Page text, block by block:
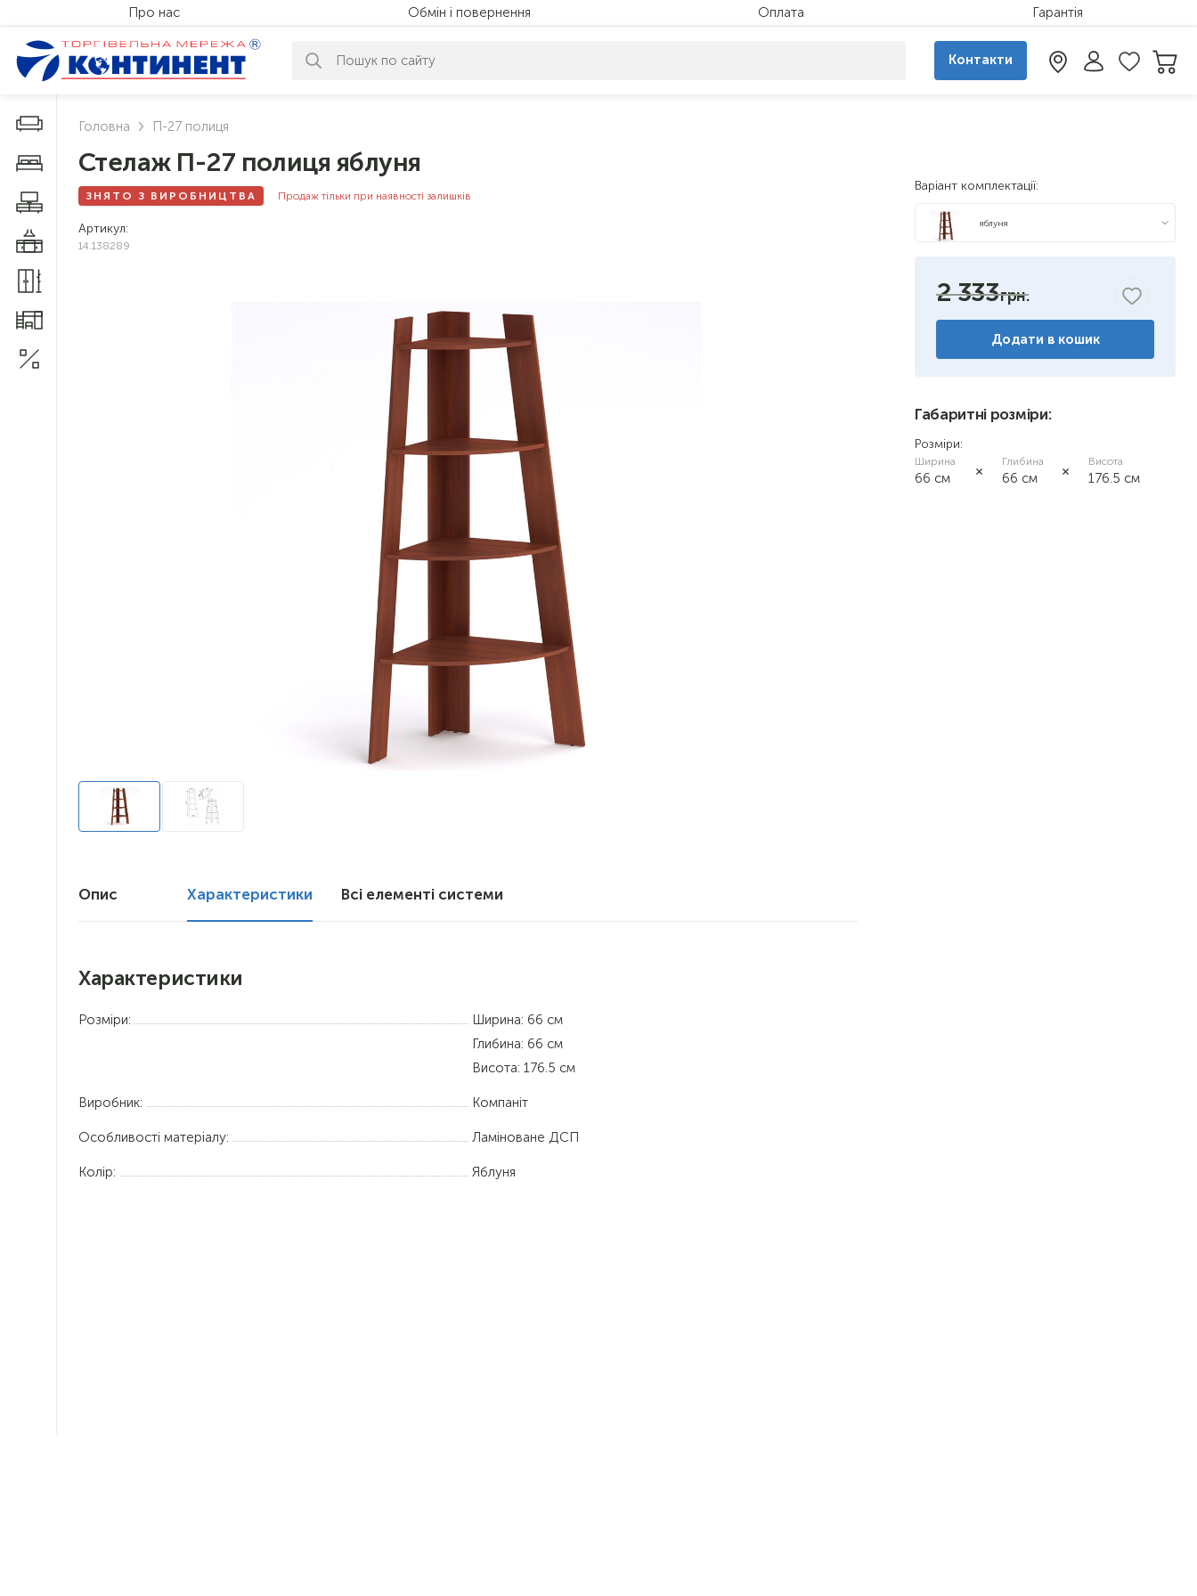
Про нас Обмін і повернення Оплата Гарантія
Контакти
Дивани і крісла
Меблі у спальню
Меблі у вітальню
Меблі у кухню
Головна П-27 полиця
Стелаж П-27 полиця яблуня
ЗНЯТО З ВИРОБНИЦТВА Продаж тільки при наявності залишків
Артикул:
14.138289
Опис Характеристики Всі елементі системи
Характеристики
Розміри:
Ширина: 66 см
Глибина: 66 см
Висота: 176.5 см
Виробник: Компаніт
Особливості матеріалу: Ламіноване ДСП
Колір: Яблуня
Варіант комплектації:
яблуня
горіх
венге
вільха
2 333
Додати в кошик
Габаритні розміри:
Розміри:
Ширина
66 см
Глибина
66 см
Висота
176.5 см